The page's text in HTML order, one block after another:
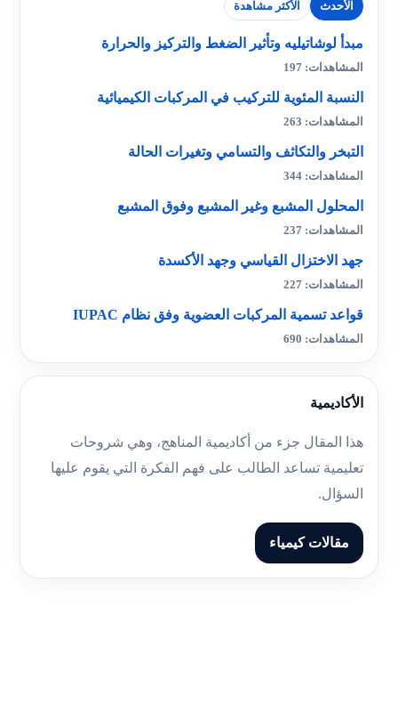
الأحدث الأكثر مشاهدة
مبدأ لوشاتيليه وتأثير الضغط والتركيز والحرارة
المشاهدات: 197
النسبة المئوية للتركيب في المركبات الكيميائية
المشاهدات: 263
التبخر والتكاثف والتسامي وتغيرات الحالة
المشاهدات: 344
المحلول المشبع وغير المشبع وفوق المشبع
المشاهدات: 237
جهد الاختزال القياسي وجهد الأكسدة
المشاهدات: 227
قواعد تسمية المركبات العضوية وفق نظام IUPAC
المشاهدات: 690
الأكاديمية
هذا المقال جزء من أكاديمية المناهج، وهي شروحات
تعليمية تساعد الطالب على فهم الفكرة التي يقوم عليها
السؤال.
مقالات كيمياء